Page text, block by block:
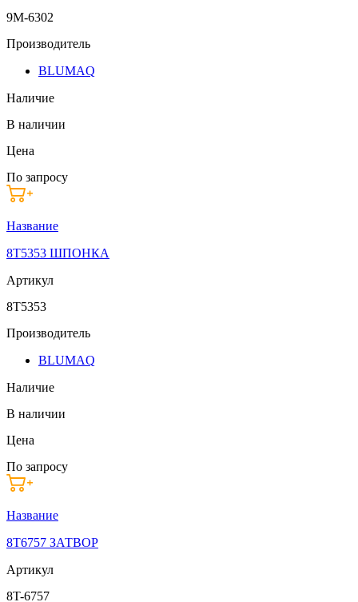
9M-6302
Производитель
BLUMAQ
Наличие
В наличии
Цена
По запросу
Название
8T5353 ШПОНКА
Артикул
8T5353
Производитель
BLUMAQ
Наличие
В наличии
Цена
По запросу
Название
8T6757 ЗАТВОР
Артикул
8T-6757